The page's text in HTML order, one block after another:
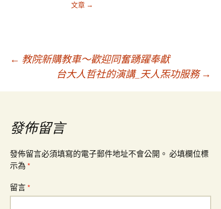
文章 →
文
章
導
覽
← 教院新購教車～歡迎同奮踴躍奉獻
台大人哲社的演講_天人炁功服務 →
發佈留言
發佈留言必須填寫的電子郵件地址不會公開。 必填欄位標
示為 *
留言 *